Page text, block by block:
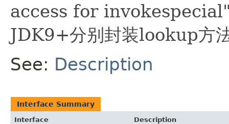
access for invokespecial"
JDK9+分别封装lookup方
See: Description
Interface Summary
Interface
Description